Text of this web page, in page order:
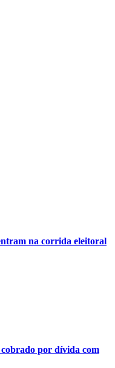
na corrida eleitoral
por dívida com